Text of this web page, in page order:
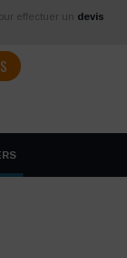
effectuer un devis